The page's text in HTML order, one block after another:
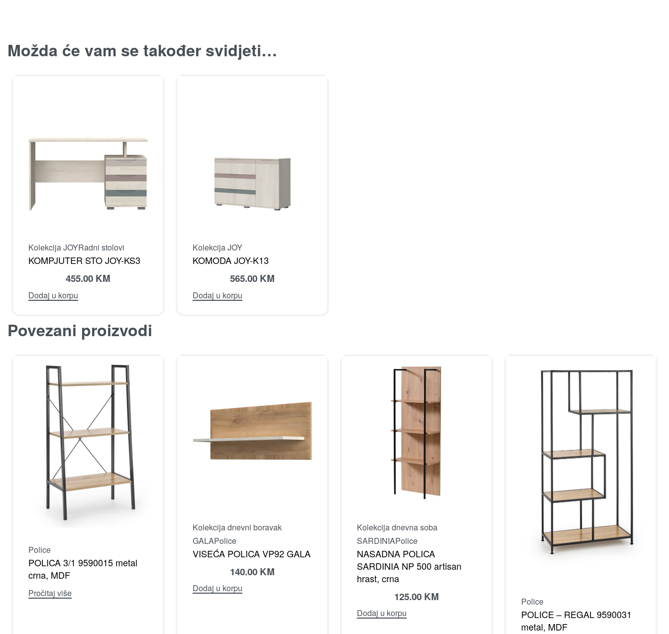
Možda će vam se također svidjeti…
Kolekcija JOYRadni stolovi
KOMPJUTER STO JOY-KS3
455.00 KM
Dodaj u korpu
Kolekcija JOY
KOMODA JOY-K13
565.00 KM
Dodaj u korpu
Povezani proizvodi
Police
POLICA 3/1 9590015 metal
crna, MDF
Pročitaj više
Kolekcija dnevni boravak
GALAPolice
VISEĆA POLICA VP92 GALA
140.00 KM
Dodaj u korpu
Kolekcija dnevna soba
SARDINIAPolice
NASADNA POLICA
SARDINIA NP 500 artisan
hrast, crna
125.00 KM
Dodaj u korpu
Police
POLICE – REGAL 9590031
metal, MDF